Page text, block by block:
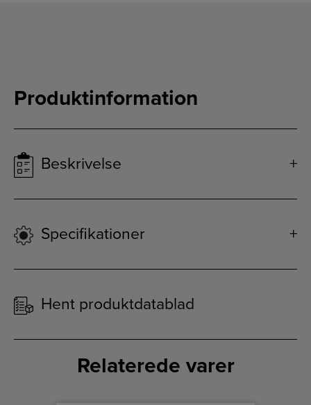
Produktinformation
Beskrivelse
Specifikationer
Hent produktdatablad
Relaterede varer